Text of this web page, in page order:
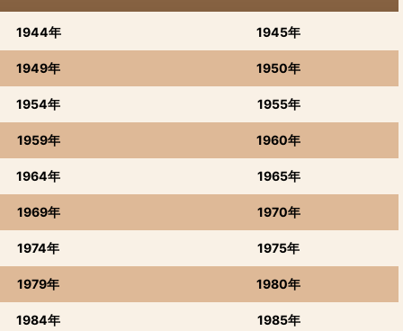
1944年 1945年
1949年 1950年
1954年 1955年
1959年 1960年
1964年 1965年
1969年 1970年
1974年 1975年
1979年 1980年
1984年 1985年